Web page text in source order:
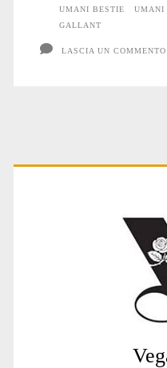
UMANI BESTIE
UMANI
GALLANT
LASCIA UN COMMENTO
Primary